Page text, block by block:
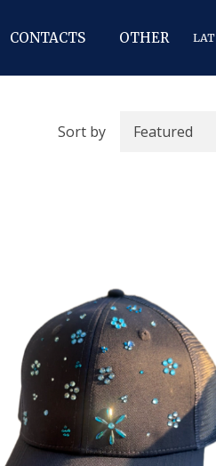
CONTACTS OTHER LAT
Sort by